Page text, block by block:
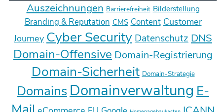
Auszeichnungen Barrierefreiheit Bilderstellung
Branding & Reputation CMS Content Customer
Journey Cyber Security Datenschutz DNS
Domain-Offensive Domain-Registrierung
Domain-Sicherheit Domain-Strategie
Domains Domainverwaltung E-